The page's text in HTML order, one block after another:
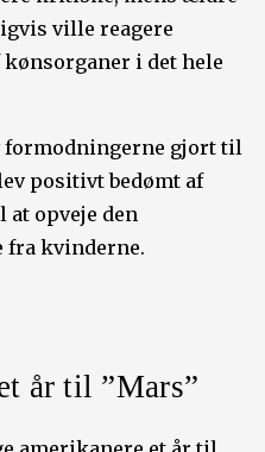
ville reagere
i det hele
formodningerne gjort til
positivt bedømt af
opveje den
fra kvinderne.
år til ”Mars”